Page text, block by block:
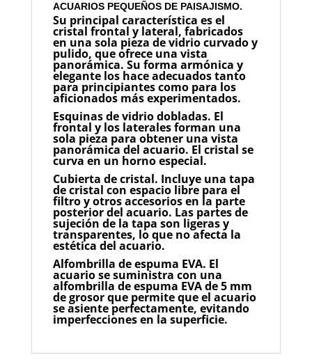
ACUARIOS PEQUEÑOS DE PAISAJISMO.
Su principal característica es el
cristal frontal y lateral, fabricados
en una sola pieza de vidrio curvado y
pulido, que ofrece una vista
panorámica. Su forma armónica y
elegante los hace adecuados tanto
para principiantes como para los
aficionados más experimentados.
Esquinas de vidrio dobladas. El
frontal y los laterales forman una
sola pieza para obtener una vista
panorámica del acuario. El cristal se
curva en un horno especial.
Cubierta de cristal. Incluye una tapa
de cristal con espacio libre para el
filtro y otros accesorios en la parte
posterior del acuario. Las partes de
sujeción de la tapa son ligeras y
transparentes, lo que no afecta la
estética del acuario.
Alfombrilla de espuma EVA. El
acuario se suministra con una
alfombrilla de espuma EVA de 5 mm
de grosor que permite que el acuario
se asiente perfectamente, evitando
imperfecciones en la superficie.